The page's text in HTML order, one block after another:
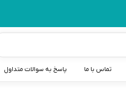
تماس با ما پاسخ به سوالات متداول